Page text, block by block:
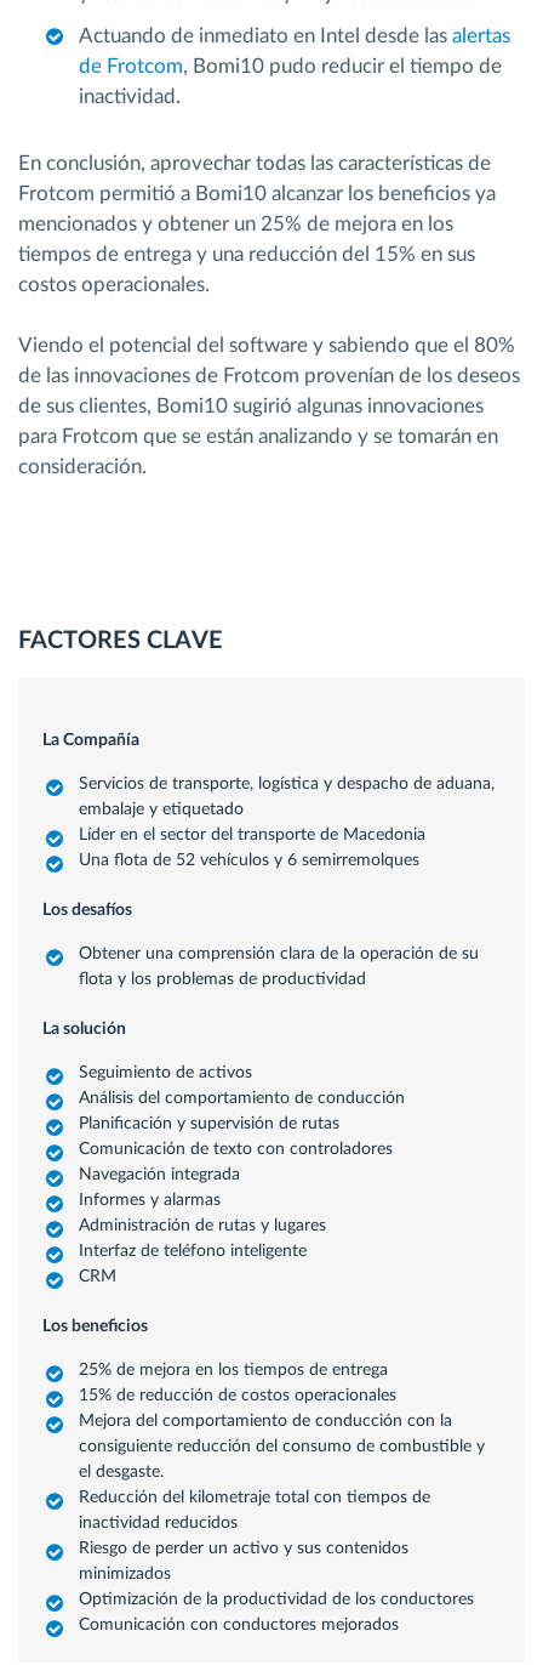
Actuando de inmediato en Intel desde las alertas
de Frotcom, Bomi10 pudo reducir el tiempo de
inactividad.
En conclusión, aprovechar todas las características de
Frotcom permitió a Bomi10 alcanzar los beneficios ya
mencionados y obtener un 25% de mejora en los
tiempos de entrega y una reducción del 15% en sus
costos operacionales.
Viendo el potencial del software y sabiendo que el 80%
de las innovaciones de Frotcom provenían de los deseos
de sus clientes, Bomi10 sugirió algunas innovaciones
para Frotcom que se están analizando y se tomarán en
consideración.
FACTORES CLAVE
La Compañía
Servicios de transporte, logística y despacho de aduana,
embalaje y etiquetado
Líder en el sector del transporte de Macedonia
Una flota de 52 vehículos y 6 semirremolques
Los desafíos
Obtener una comprensión clara de la operación de su
flota y los problemas de productividad
La solución
Seguimiento de activos
Análisis del comportamiento de conducción
Planificación y supervisión de rutas
Comunicación de texto con controladores
Navegación integrada
Informes y alarmas
Administración de rutas y lugares
Interfaz de teléfono inteligente
CRM
Los beneficios
25% de mejora en los tiempos de entrega
15% de reducción de costos operacionales
Mejora del comportamiento de conducción con la
consiguiente reducción del consumo de combustible y
el desgaste.
Reducción del kilometraje total con tiempos de
inactividad reducidos
Riesgo de perder un activo y sus contenidos
minimizados
Optimización de la productividad de los conductores
Comunicación con conductores mejorados